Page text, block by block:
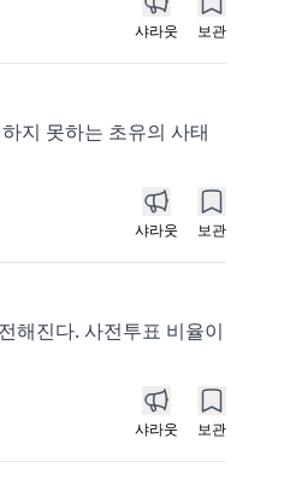
샤라웃 보관
지 못하는 초유의 사태
샤라웃 보관
해진다. 사전투표 비율이
샤라웃 보관